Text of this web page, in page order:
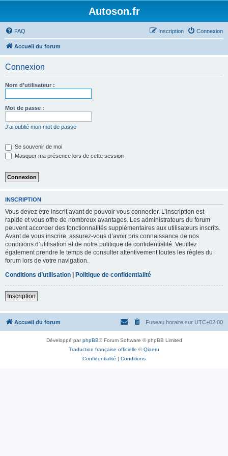
Autoson.fr
FAQ Connexion
Inscription
Accueil du forum
Connexion
Nom d’utilisateur :
Mot de passe :
J’ai oublié mon mot de passe
Se souvenir de moi
Masquer ma présence lors de cette session
INSCRIPTION
Vous devez être inscrit avant de pouvoir vous connecter. L’inscription est
rapide et vous offre de nombreux avantages. Les administrateurs du forum
peuvent accorder des fonctionnalités supplémentaires aux utilisateurs inscrits.
Avant de vous inscrire, assurez-vous d’avoir pris connaissance de nos
conditions d’utilisation et de notre politique de confidentialité. Veuillez
également prendre le temps de consulter attentivement toutes les règles du
forum lors de votre navigation.
Conditions d’utilisation | Politique de confidentialité
Inscription
Accueil du forum Fuseau horaire sur UTC+02:00
Développé parphpBB® Forum Software © phpBB Limited
Traduction française officielle ©Qiaeru
Confidentialité | Conditions